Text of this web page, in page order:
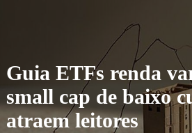
Guia ETFs renda
small cap de baixo
atraem leitores